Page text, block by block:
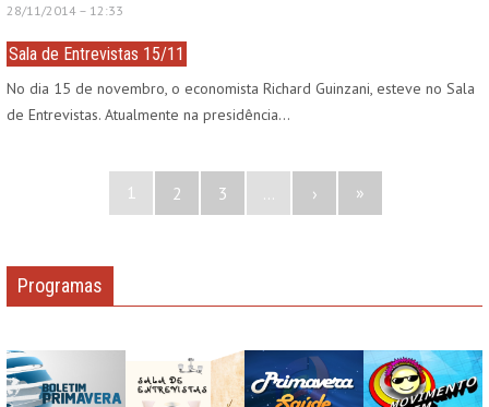
28/11/2014 – 12:33
Sala de Entrevistas 15/11
No dia 15 de novembro, o economista Richard Guinzani, esteve no Sala
de Entrevistas. Atualmente na presidência…
1 2 3 … › »
Programas